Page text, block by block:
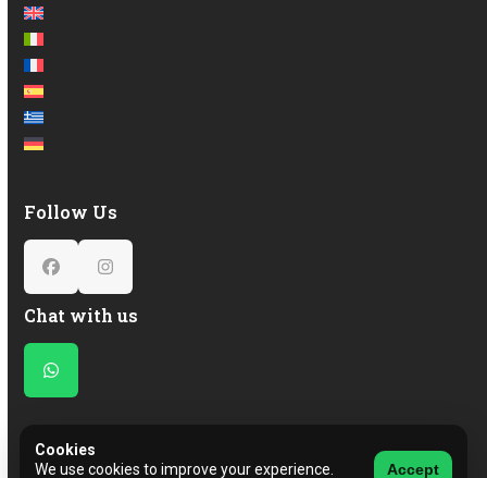
Follow Us
FacebookInstagram
Chat with us
Whatsapp
Cookies
We use cookies to improve your experience.
Accept